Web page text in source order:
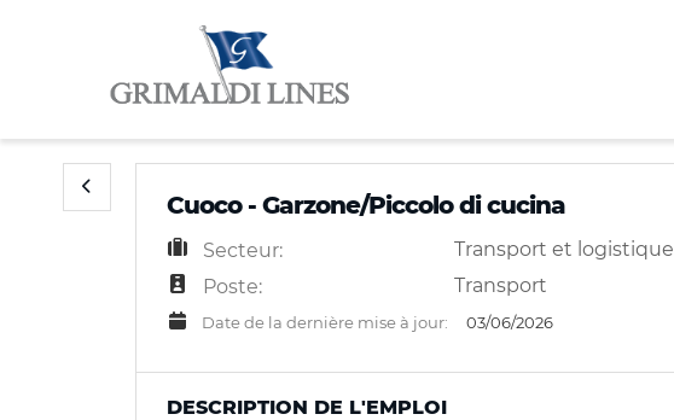
Cuoco - Garzone/Piccolo di cucina
Secteur:
Transport et logistique
Poste:
Transport
Date de la dernière mise à jour: 03/06/2026
DESCRIPTION DE L'EMPLOI